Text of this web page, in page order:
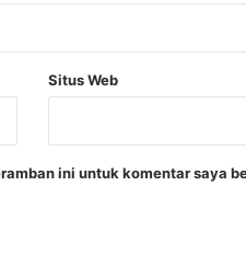
Situs Web
ini untuk komentar saya